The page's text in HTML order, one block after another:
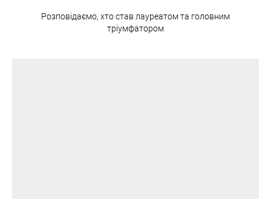
Розповідаємо, хто став лауреатом та головним
тріумфатором